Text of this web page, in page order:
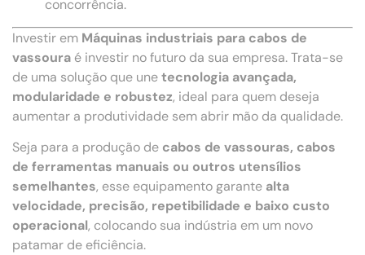
concorrência.
Investir em Máquinas industriais para cabos de
vassoura é investir no futuro da sua empresa. Trata-se
de uma solução que unetecnologia avançada,
modularidade e robustez, ideal para quem deseja
aumentar a produtividade sem abrir mão da qualidade.
Seja para a produção de cabos de vassouras, cabos
de ferramentas manuais ou outros utensílios
semelhantes, esse equipamento garante alta
velocidade, precisão, repetibilidade e baixo custo
operacional, colocando sua indústria em um novo
patamar de eficiência.